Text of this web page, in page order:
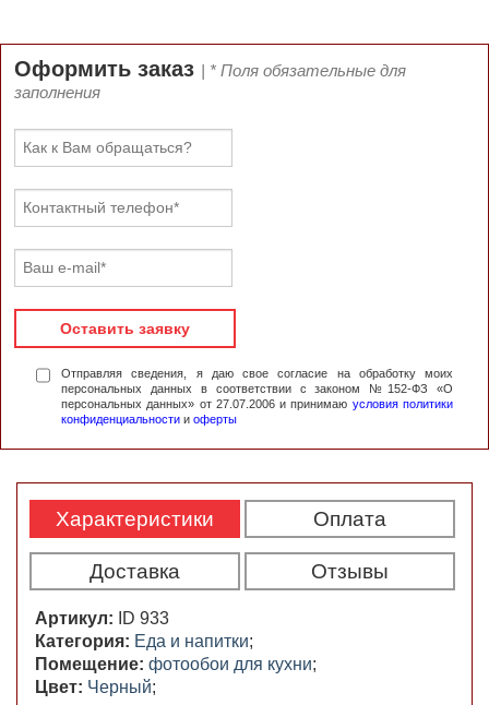
Оформить заказ | * Поля обязательные для
заполнения
Оставить заявку
Отправляя сведения, я даю свое согласие на обработку моих
персональных данных в соответствии с законом №152-ФЗ «О
персональных данных» от 27.07.2006 и принимаю условия политики
конфиденциальности и оферты
Характеристики Оплата
Доставка Отзывы
Артикул:
ID 933
Категория: Еда и напитки;
Помещение: фотообои для кухни;
Цвет: Черный;